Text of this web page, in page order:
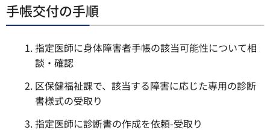
手帳交付の手順
指定医師に身体障害者手帳の該当可能性について相
談・確認
区保健福祉課で、該当する障害に応じた専用の診断
書様式の受取り
指定医師に診断書の作成を依頼-受取り